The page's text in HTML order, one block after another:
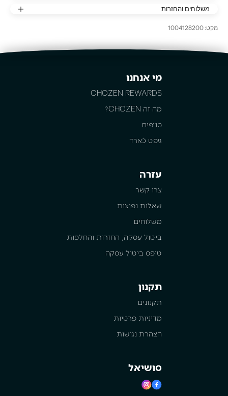
משלוחים והחזרות
מקט: 1004128200
מי אנחנו
CHOZEN REWARDS
מה זה CHOZEN?
סניפים
גיפט כארד
עזרה
צרו קשר
שאלות נפוצות
משלוחים
ביטול עסקה, החזרות והחלפות
טופס ביטול עסקה
תקנון
תקנונים
מדיניות פרטיות
הצהרת נגישות
סושיאל